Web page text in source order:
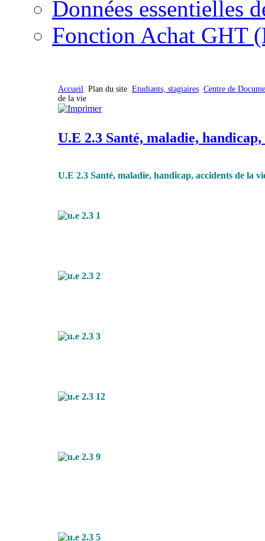
Données essentielles
Fonction Achat GHT
Accueil Plan du site Etudiants, stagiaires Centre de
de la vie
U.E 2.3 Santé, maladie,
U.E 2.3 Santé, maladie, handicap, accidents de la